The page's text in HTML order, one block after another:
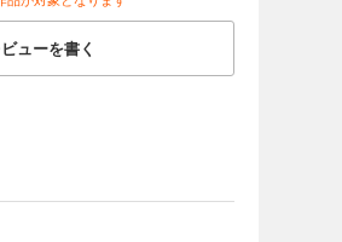
ューを書く